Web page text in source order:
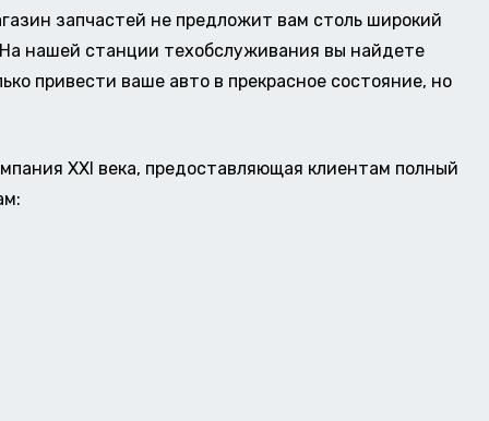
запчастей не предложит вам столь широкий
нашей станции техобслуживания вы найдете
привести ваше авто в прекрасное состояние, но
XXI века, предоставляющая клиентам полный